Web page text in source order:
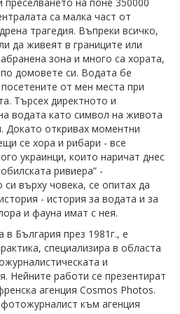
са малка част от
трагедия. Въпреки всичко,
да живеят в границите или
зона и много са хората,
домовете си. Водата бе
от мен места при
Търсех директното и
водата като символ на живота
Докато откривах моментни
се хора и рибари - все
украинци, които наричат днес
ривиера” -
върху човека, се опитах да
- история за водата и за
и фауна имат с нея.
България през 1981г., е
специализира в областа
и
Нейните работи се презентират
агeнция Cosmos Photos.
към aгенция